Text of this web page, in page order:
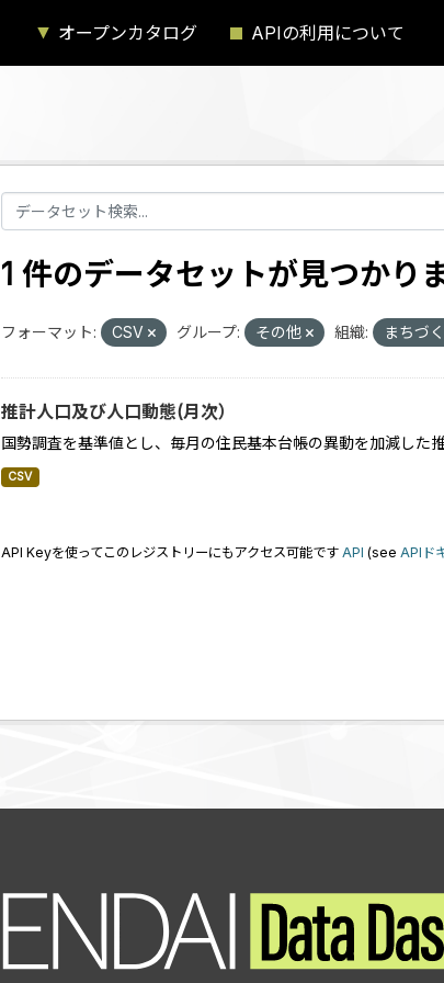
オープンカタログ APIの利用について
1 件のデータセットが見つかり
フォーマット: CSV グループ: その他 組織: まちづ
推計人口及び人口動態(月次）
国勢調査を基準値とし、毎月の住民基本台帳の異動を加減した
CSV
API Keyを使ってこのレジストリーにもアクセス可能です API (see APIド